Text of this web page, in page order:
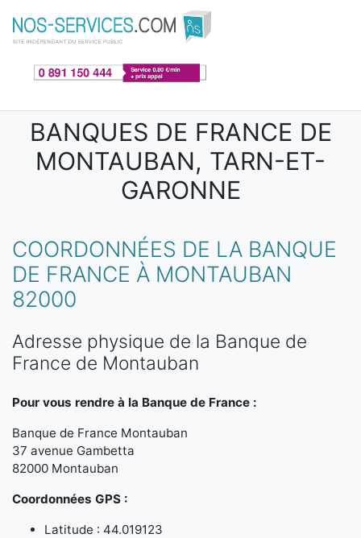
Aller au contenu principal
BANQUES DE FRANCE DE
MONTAUBAN, TARN-ET-
GARONNE
COORDONNÉES DE LA BANQUE
DE FRANCE À MONTAUBAN
82000
Adresse physique de la Banque de
France de Montauban
Pour vous rendre à la Banque de France :
Banque de France Montauban
37 avenue Gambetta
82000 Montauban
Coordonnées GPS :
Latitude : 44.019123